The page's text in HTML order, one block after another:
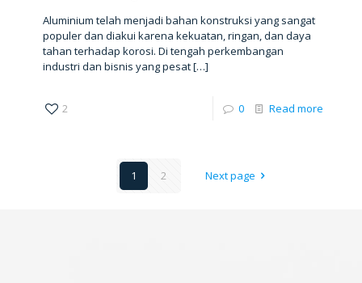
Aluminium telah menjadi bahan konstruksi yang sangat
populer dan diakui karena kekuatan, ringan, dan daya
tahan terhadap korosi. Di tengah perkembangan
industri dan bisnis yang pesat[…]
2 0 Read more
1 2 Next page